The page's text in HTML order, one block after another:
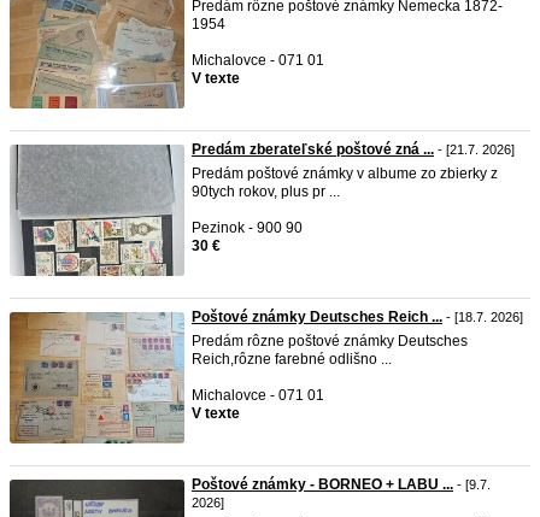
Predám rôzne poštové známky Nemecka 1872-
1954
Michalovce - 071 01
V texte
Predám zberateľské poštové zná ... - [21.7. 2026]
Predám poštové známky v albume zo zbierky z
90tych rokov, plus pr ...
Pezinok - 900 90
30 €
Poštové známky Deutsches Reich ... - [18.7. 2026]
Predám rôzne poštové známky Deutsches
Reich,rôzne farebné odlišno ...
Michalovce - 071 01
V texte
Poštové známky - BORNEO + LABU ... - [9.7.
2026]